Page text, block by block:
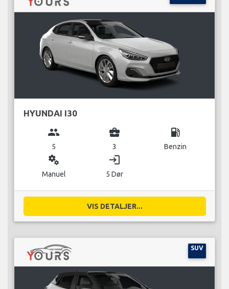
HYUNDAI I30
group
5
business_center
3
local_gas_station
Benzin
miscellaneous_services
Manuel
login
5 Dør
VIS DETALJER...
SUV